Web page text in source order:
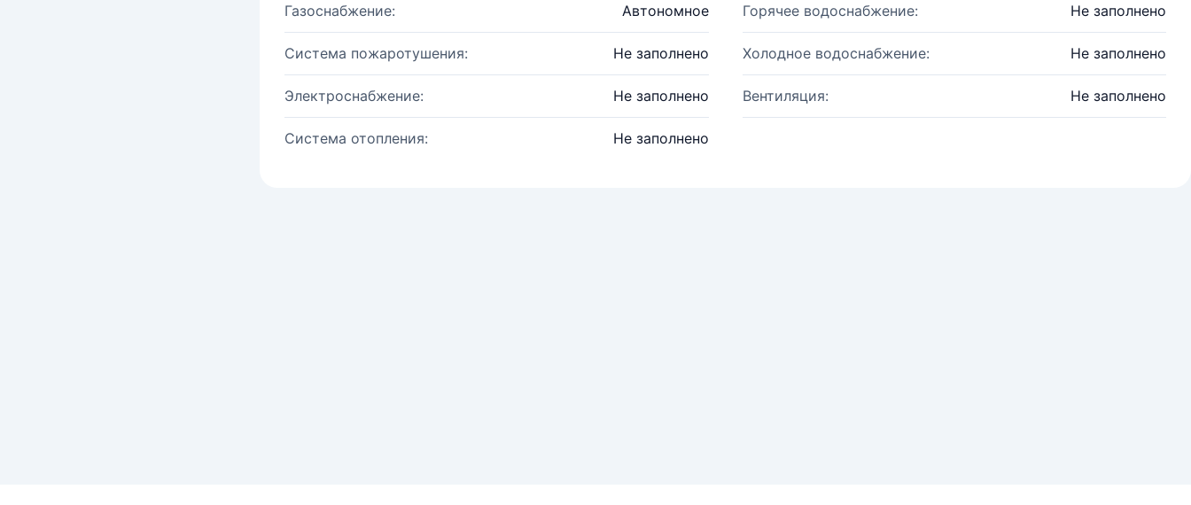
Газоснабжение: Автономное Горячее водоснабжение: Не заполнено
Система пожаротушения: Не заполнено Холодное водоснабжение: Не заполнено
Электроснабжение: Не заполнено Вентиляция: Не заполнено
Система отопления: Не заполнено